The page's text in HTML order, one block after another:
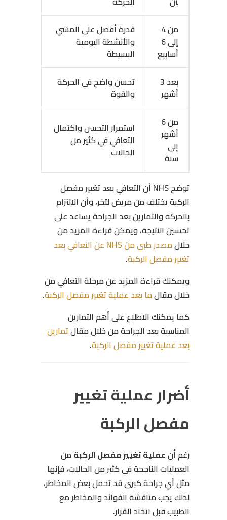
من 4
إلى 6
أسابيع
قدرة أفضل على المشي
والأنشطة اليومية
البسيطة
بعد 3
أشهر
تحسن واضح في الحركة
والقوة
من 6
أشهر
إلى
سنة
استمرار التحسن واكتمال
التعافي في كثير من
الحالات
توضح NHS أن التعافي بعد تغيير مفصل
الركبة يختلف من مريض لآخر، وأن الالتزام
بالحركة والتمارين بعد الجراحة يساعد على
تحسين النتيجة، ويمكن قراءة المزيد من
خلال
مصدر طبي من NHS عن التعافي بعد
تغيير مفصل الركبة.
ويمكنك قراءة المزيد عن مرحلة التعافي من
خلال مقالما بعد عملية تغيير مفصل الركبة.
كما يمكنك الاطلاع على أهم التمارين
المناسبة بعد الجراحة من خلال مقالتمارين
بعد عملية تغيير مفصل الركبة.
أضرار عملية تغيير
مفصل الركبة
رغم أنعملية تغيير مفصل الركبةمن
العمليات الناجحة في كثير من الحالات، فإنها
مثل أي جراحة كبرى قد تحمل بعض المخاطر،
لذلك يجب مناقشة الفوائد والمخاطر مع
الطبيب قبل اتخاذ القرار.